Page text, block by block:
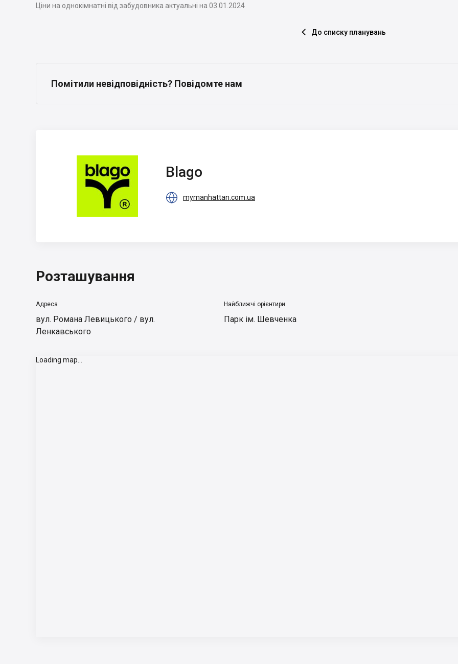
Ціни на однокімнатні від забудовника актуальні на 03.01.2024
 До списку планувань
Помітили невідповідність? Повідомте нам
Blago
 mymanhattan.com.ua
Розташування
Адреса
вул. Романа Левицького / вул.
Ленкавського
Найближчі орієнтири
Парк ім. Шевченка
Loading map...